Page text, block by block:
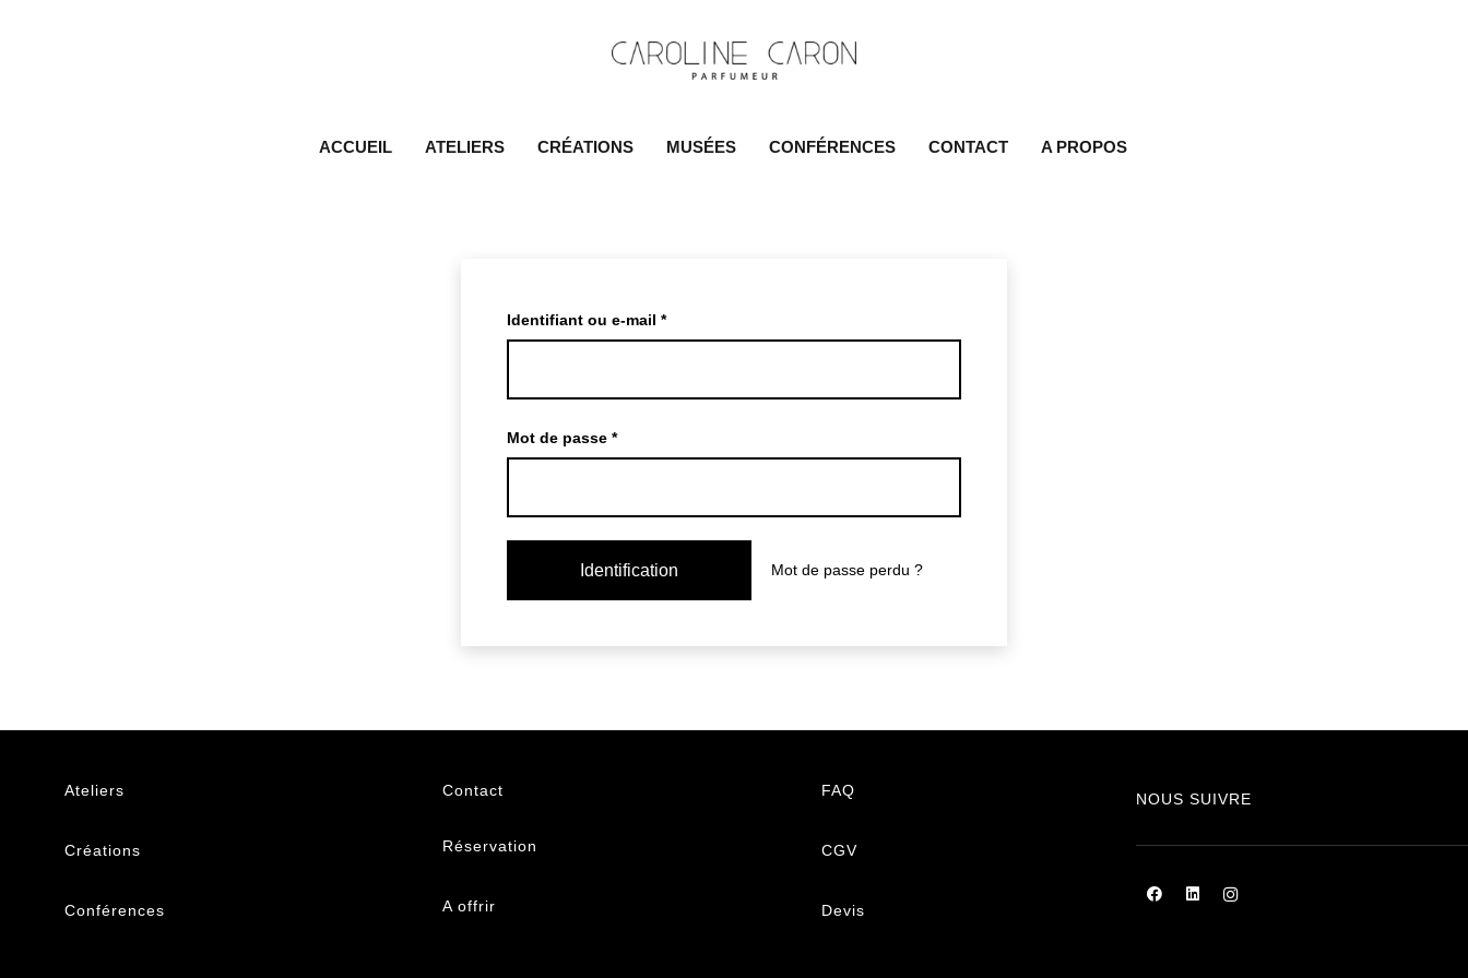
ACCUEIL ATELIERS CRÉATIONS MUSÉES CONFÉRENCES CONTACT A PROPOS
Identifiant ou e-mail *
Mot de passe *
Identification Mot de passe perdu ?
Ateliers
Créations
Conférences
Contact
Réservation
A offrir
FAQ
CGV
Devis
NOUS SUIVRE